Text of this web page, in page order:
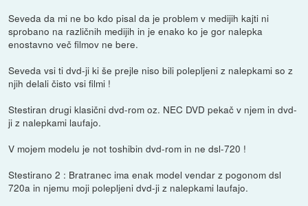
Seveda da mi ne bo kdo pisal da je problem v medijih kajti ni
sprobano na različnih medijih in je enako ko je gor nalepka
enostavno več filmov ne bere.
Seveda vsi ti dvd-ji ki še prejle niso bili polepljeni z nalepkami so z
njih delali čisto vsi filmi !
Stestiran drugi klasični dvd-rom oz. NEC DVD pekač v njem in dvd-
ji z nalepkami laufajo.
V mojem modelu je not toshibin dvd-rom in ne dsl-720 !
Stestirano 2 : Bratranec ima enak model vendar z pogonom dsl
720a in njemu moji polepljeni dvd-ji z nalepkami laufajo.